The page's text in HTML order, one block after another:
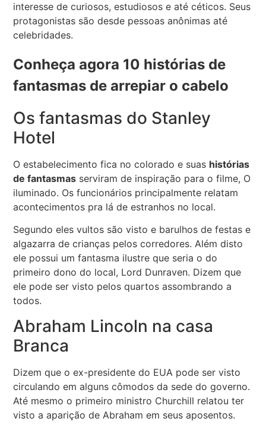
interesse de curiosos, estudiosos e até céticos. Seus
protagonistas são desde pessoas anônimas até
celebridades.
Conheça agora 10 histórias de
fantasmas de arrepiar o cabelo
Os fantasmas do Stanley
Hotel
O estabelecimento fica no colorado e suas histórias
de fantasmas serviram de inspiração para o filme, O
iluminado. Os funcionários principalmente relatam
acontecimentos pra lá de estranhos no local.
Segundo eles vultos são visto e barulhos de festas e
algazarra de crianças pelos corredores. Além disto
ele possui um fantasma ilustre que seria o do
primeiro dono do local, Lord Dunraven. Dizem que
ele pode ser visto pelos quartos assombrando a
todos.
Abraham Lincoln na casa
Branca
Dizem que o ex-presidente do EUA pode ser visto
circulando em alguns cômodos da sede do governo.
Até mesmo o primeiro ministro Churchill relatou ter
visto a aparição de Abraham em seus aposentos.